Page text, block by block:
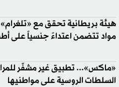
هيئة بريطانية تحقق مع
مواد تتضمن اعتداءً جنسياً على
«ماكس»... تطبيق غير مشفّر
السلطات الروسية على مواطنيها